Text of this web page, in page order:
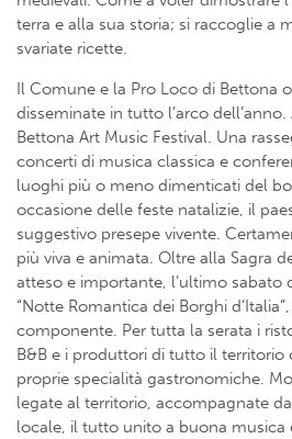
terra e alla sua storia; si raccoglie a
svariate ricette.
Il Comune e la Pro Loco di Bettona
disseminate in tutto l’arco
Bettona Art Music Festival. Una
concerti di musica classica e
luoghi più o meno dimenticati del
occasione delle feste natalizie, il
suggestivo presepe vivente.
più viva e animata. Oltre alla Sagra
atteso e importante, l’ultimo sabato
“Notte Romantica dei Borghi
componente. Per tutta la serata i
B&B e i produttori di tutto il
proprie specialità gastronomiche.
legate al territorio, accompagnate
locale, il tutto unito a buona musica